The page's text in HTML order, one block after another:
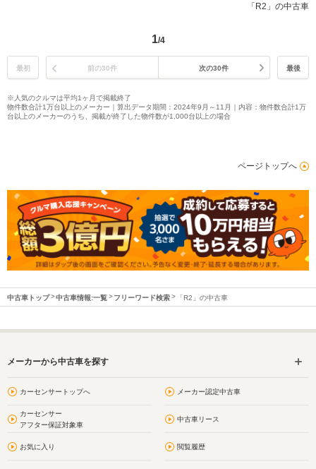
「R2」の中古車
1/4
最初 前の30件 次の30件 最後
※人気のクルマは平均1ヶ月で掲載終了
物件数合計1万台以上のメーカー｜算出データ期間：2024年9月～11月｜内容：物件数合計1万
台以上のメーカーのうち、掲載が終了した物件数が1,000台以上の場合
ページトップへ
中古車トップ 中古車情報:一覧 フリーワード検索 「R2」の中古車
メーカーから中古車を探す
カーセンサートップへ メーカー認定中古車
カーセンサー
アフター保証対象車
中古車リース
お気に入り 閲覧履歴